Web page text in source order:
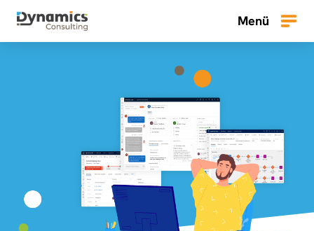
Zum
Inhalt
springen
Menü
Menü